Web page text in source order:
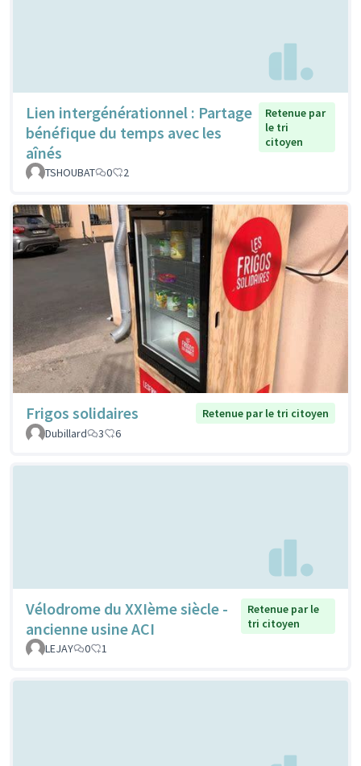
Lien intergénérationnel : Partage
bénéfique du temps avec les
aînés
Retenue par
le tri
citoyen
TSHOUBAT 0 2
Frigos solidaires
Retenue par le tri citoyen
Dubillard
3 6
Vélodrome du XXIème siècle -
ancienne usine ACI
Retenue par le
tri citoyen
LEJAY
0 1